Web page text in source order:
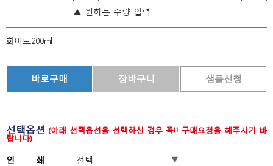
▲ 원하는 수량 입력
화이트,200ml
선택옵션 (아래 선택옵션을 선택하신 경우 꼭!! 구매요청을 해주시기 바
랍니다)
인 쇄